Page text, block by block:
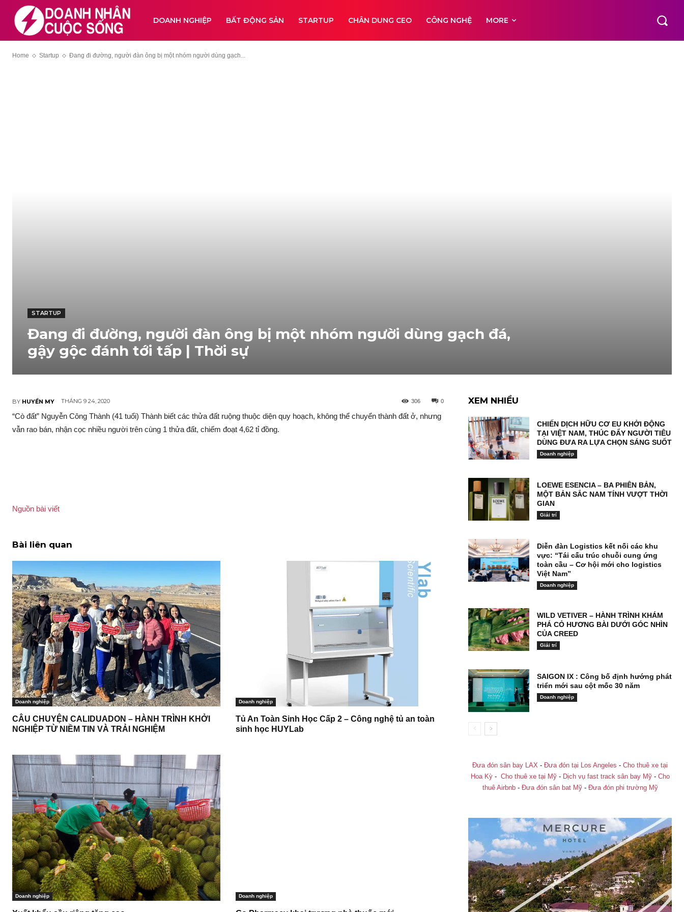
DOANH NGHIỆP BẤT ĐỘNG SẢN STARTUP CHÂN DUNG CEO CÔNG NGHỆ MORE
Home Startup Đang đi đường, người đàn ông bị một nhóm người dùng gạch...
STARTUP
Đang đi đường, người đàn ông bị một nhóm người dùng gạch đá,
gậy gộc đánh tới tấp | Thời sự
BY HUYỀN MY THÁNG 9 24, 2020 0
306
“Cò đất” Nguyễn Công Thành (41 tuổi) Thành biết các thửa đất ruộng thuộc diện quy hoạch, không thể chuyển thành đất ở, nhưng
vẫn rao bán, nhận cọc nhiều người trên cùng 1 thửa đất, chiếm đoạt 4,62 tỉ đồng.
Nguồn bài viết
Bài liên quan
Doanh nghiệp
CÂU CHUYỆN CALIDUADON – HÀNH TRÌNH KHỞI
NGHIỆP TỪ NIỀM TIN VÀ TRẢI NGHIỆM
Doanh nghiệp
Tủ An Toàn Sinh Học Cấp 2 – Công nghệ tủ an toàn
sinh học HUYLab
Doanh nghiệp Doanh nghiệp
XEM NHIỀU
CHIẾN DỊCH HỮU CƠ EU KHỞI ĐỘNG
TẠI VIỆT NAM, THÚC ĐẨY NGƯỜI TIÊU
DÙNG ĐƯA RA LỰA CHỌN SÁNG SUỐT
Doanh nghiệp
LOEWE ESENCIA – BA PHIÊN BẢN,
MỘT BẢN SẮC NAM TÍNH VƯỢT THỜI
GIAN
Giải trí
Diễn đàn Logistics kết nối các khu
vực: “Tái cấu trúc chuỗi cung ứng
toàn cầu – Cơ hội mới cho logistics
Việt Nam”
Doanh nghiệp
WILD VETIVER – HÀNH TRÌNH KHÁM
PHÁ CỎ HƯƠNG BÀI DƯỚI GÓC NHÌN
CỦA CREED
Giải trí
SAIGON IX : Công bố định hướng phát
triển mới sau cột mốc 30 năm
Doanh nghiệp
Đưa đón sân bay LAX - Đưa đón tại Los Angeles - Cho thuê xe tại
Hoa Kỳ- Cho thuê xe tại Mỹ- Dịch vụ fast track sân bay Mỹ- Cho
thuê Airbnb- Đưa đón sân bat Mỹ- Đưa đón phi trường Mỹ